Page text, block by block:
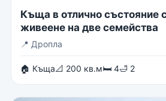
Къща в отлично състояние
живеене на две семейства
📍 Дропла
🏠 Къща📐 200 кв.м🛏 4🛁 2